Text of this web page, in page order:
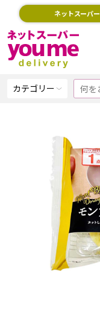
ネットスーパー
カテゴリー